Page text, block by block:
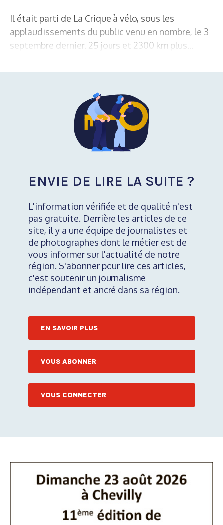
Il était parti de La Crique à vélo, sous les
applaudissements du public venu en nombre, le 3
septembre dernier. 25 jours et 2300 km plus...
ENVIE DE LIRE LA SUITE ?
L'information vérifiée et de qualité n'est
pas gratuite. Derrière les articles de ce
site, il y a une équipe de journalistes et
de photographes dont le métier est de
vous informer sur l'actualité de notre
région. S'abonner pour lire ces articles,
c'est soutenir un journalisme
indépendant et ancré dans sa région.
EN SAVOIR PLUS
VOUS ABONNER
VOUS CONNECTER